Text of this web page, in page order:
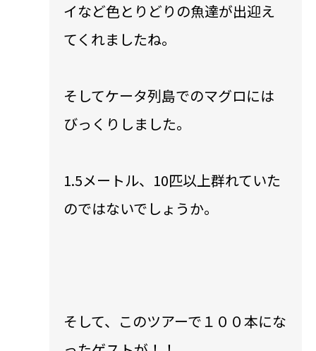
イなど色とりどりの魚達が出迎え
てくれましたね。
そしてケータ列島でのマグロには
びっくりしました。
1.5メートル、10匹以上群れていた
のではないでしょうか。
そして、このツアーで１００本にな